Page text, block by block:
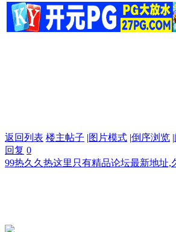
返回列表 楼主帖子 |图片模式 |倒序浏览 |
回复 0
99热久久热这里只有精品论坛最新地址,